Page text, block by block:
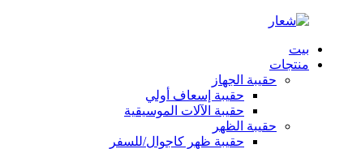
بيت
منتجات
حقيبة الجهاز
حقيبة إسعاف أولي
حقيبة الآلات الموسيقية
حقيبة الظهر
حقيبة ظهر كاجوال/للسفر